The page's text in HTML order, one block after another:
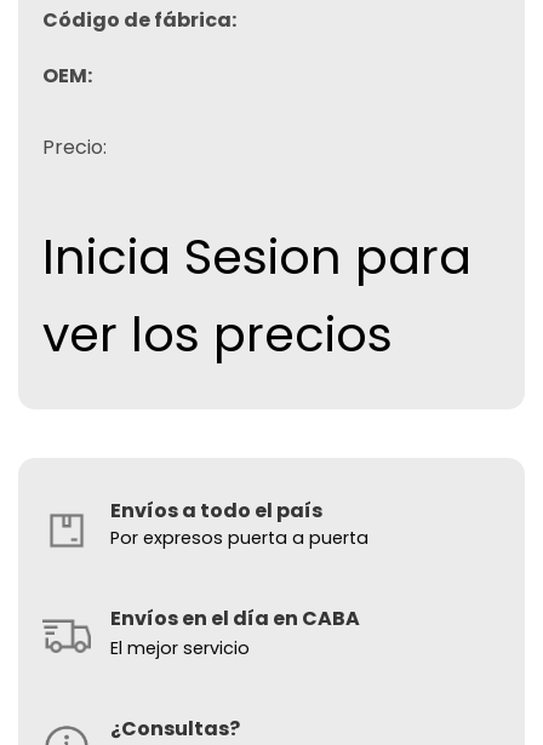
Código de fábrica:
OEM:
Precio:
Inicia Sesion para
ver los precios
Envíos a todo el país
Por expresos puerta a puerta
Envíos en el día en CABA
El mejor servicio
¿Consultas?